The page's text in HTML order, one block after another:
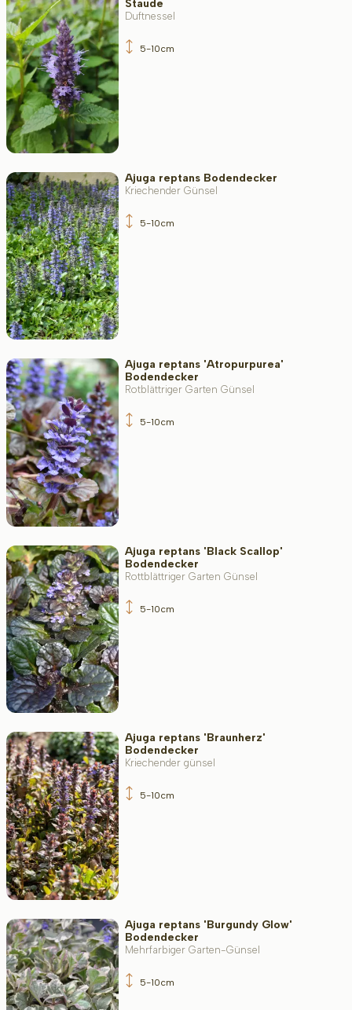
Staude
Duftnessel
5-10cm
Ajuga reptans Bodendecker
Kriechender Günsel
5-10cm
Ajuga reptans 'Atropurpurea'
Bodendecker
Rotblättriger Garten Günsel
5-10cm
Ajuga reptans 'Black Scallop'
Bodendecker
Rottblättriger Garten Günsel
5-10cm
Ajuga reptans 'Braunherz'
Bodendecker
Kriechender günsel
5-10cm
Ajuga reptans 'Burgundy Glow'
Bodendecker
Mehrfarbiger Garten-Günsel
5-10cm